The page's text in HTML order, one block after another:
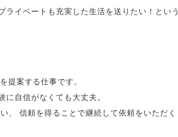
ライベートも充実した生活を送りたい！という
提案する仕事です。
に自信がなくても大丈夫。
、
信頼を得ることで継続して依頼をいただく